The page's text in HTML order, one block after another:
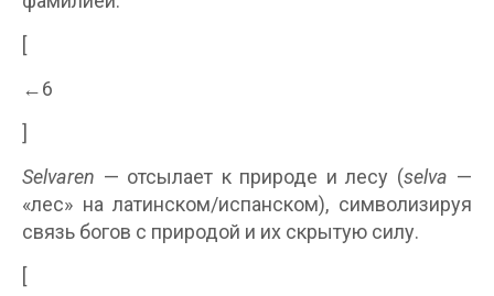
[
←6
]
Selvaren — отсылает к природе и лесу (selva —
«лес» на латинском/испанском), символизируя
связь богов с природой и их скрытую силу.
[